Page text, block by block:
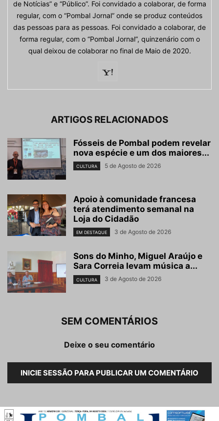
de Notícias” e “Público”. Foi convidado a colaborar, de forma
regular, com o “Pombal Jornal” onde se produz conteúdos
das pessoas para as pessoas. Foi convidado a colaborar, de
forma regular, com o “Pombal Jornal”, quinzenário com o
qual deixou de colaborar no final de Maio de 2020.
ARTIGOS RELACIONADOS
Fósseis de Pombal podem revelar
nova espécie e um dos maiores...
CULTURA 5 de Agosto de 2026
Apoio à comunidade francesa
terá atendimento semanal na
Loja do Cidadão
EM DESTAQUE 3 de Agosto de 2026
Sons do Minho, Miguel Araújo e
Sara Correia levam música a...
CULTURA 3 de Agosto de 2026
SEM COMENTÁRIOS
Deixe o seu comentário
INICIE SESSÃO PARA PUBLICAR UM COMENTÁRIO